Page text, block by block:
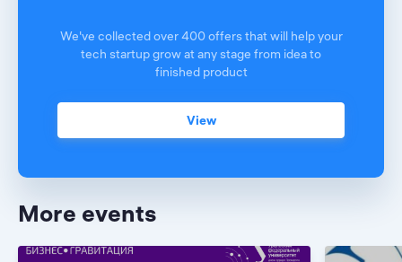
We've collected over 400 offers that will help your
tech startup grow at any stage from idea to
finished product
View
More events